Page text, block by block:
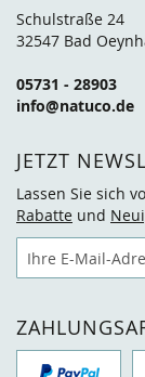
Schulstraße 24
32547 Bad
05731 - 28903
info@natuco.de
JETZT
Lassen Sie sich
Rabatte und